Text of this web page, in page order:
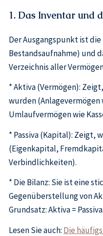
1. Das Inventar und
Der Ausgangspunkt ist
Bestandsaufnahme) und
Verzeichnis aller
* Aktiva (Vermögen):
wurden (Anlagevermögen
Umlaufvermögen wie
* Passiva (Kapital): Zeigt,
(Eigenkapital,
Verbindlichkeiten).
* Die Bilanz: Sie ist eine
Gegenüberstellung von
Grundsatz: Aktiva = Passiva.
Lesen Sie auch: Die